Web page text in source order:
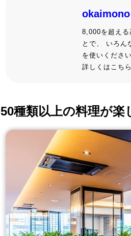
okaimono
8,000を超える
とで、 いろん
を使いください
詳しくはこち
50種類以上の料理が